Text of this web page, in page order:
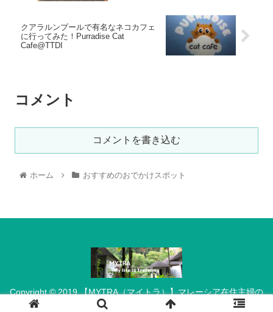
クアラルンプールで有名なネコカフェ
に行ってみた！Purradise Cat
Cafe@TTDI
コメント
コメントを書き込む
ホーム おすすめのおでかけスポット
Copyright © 2019 【MYTRA（マイトラ）】マレーシア在住主婦の
ブログ All Rights Reserved.